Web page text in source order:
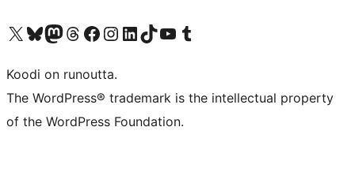
Visit our X (formerly Twitter) account
Visit our Bluesky account
Visit our Mastodon account
Visit our Threads account
Visit our Facebook page
Visit our Instagram account
Visit our LinkedIn account
Visit our TikTok account
Näytä YouTube-kanava
Visit our Tumblr account
Koodi on runoutta.
The WordPress® trademark is the intellectual property
of the WordPress Foundation.